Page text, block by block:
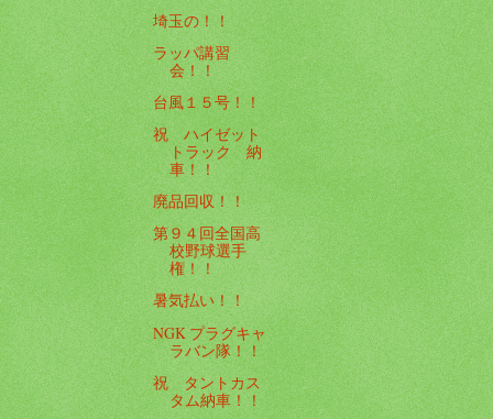
埼玉の！！
ラッパ講習
会！！
台風１５号！！
祝 ハイゼット
トラック 納
車！！
廃品回収！！
第９４回全国高
校野球選手
権！！
暑気払い！！
NGK プラグキャ
ラバン隊！！
祝 タントカス
タム納車！！